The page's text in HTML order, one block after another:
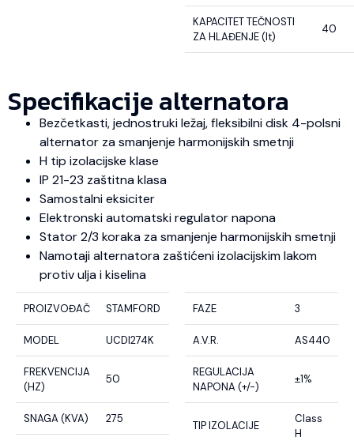
KAPACITET TEČNOSTI
ZA HLAĐENJE (lt)
40
Specifikacije alternatora
Bezčetkasti, jednostruki ležaj, fleksibilni disk 4-polsni
alternator za smanjenje harmonijskih smetnji
H tip izolacijske klase
IP 21-23 zaštitna klasa
Samostalni eksiciter
Elektronski automatski regulator napona
Stator 2/3 koraka za smanjenje harmonijskih smetnji
Namotaji alternatora zaštićeni izolacijskim lakom
protiv ulja i kiselina
PROIZVOĐAČ STAMFORD
MODEL UCDI274K
FREKVENCIJA
(HZ)
50
SNAGA (KVA) 275
FAZE 3
A.V.R. AS440
REGULACIJA
NAPONA (+/-)
±1%
TIP IZOLACIJE
Class
H